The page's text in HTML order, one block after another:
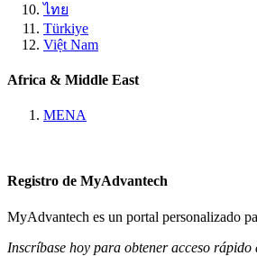
ไทย
Türkiye
Việt Nam
Africa & Middle East
MENA
Registro de MyAdvantech
MyAdvantech es un portal personalizado
Inscríbase hoy para obtener acceso